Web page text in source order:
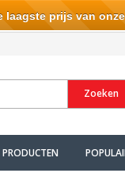
Zoeken
prijs van onze